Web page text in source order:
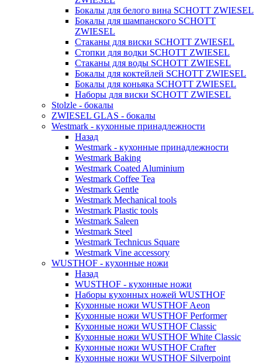
Бокалы для белого вина SCHOTT ZWIESEL
Бокалы для шампанского SCHOTT
ZWIESEL
Стаканы для виски SCHOTT ZWIESEL
Стопки для водки SCHOTT ZWIESEL
Стаканы для воды SCHOTT ZWIESEL
Бокалы для коктейлей SCHOTT ZWIESEL
Бокалы для коньяка SCHOTT ZWIESEL
Наборы для виски SCHOTT ZWIESEL
Stolzle - бокалы
ZWIESEL GLAS - бокалы
Westmark - кухонные принадлежности
Назад
Westmark - кухонные принадлежности
Westmark Baking
Westmark Coated Aluminium
Westmark Coffee Tea
Westmark Gentle
Westmark Mechanical tools
Westmark Plastic tools
Westmark Saleen
Westmark Steel
Westmark Technicus Square
Westmark Vine accessory
WUSTHOF - кухонные ножи
Назад
WUSTHOF - кухонные ножи
Наборы кухонных ножей WUSTHOF
Кухонные ножи WUSTHOF Aeon
Кухонные ножи WUSTHOF Performer
Кухонные ножи WUSTHOF Classic
Кухонные ножи WUSTHOF White Classic
Кухонные ножи WUSTHOF Crafter
Кухонные ножи WUSTHOF Silverpoint